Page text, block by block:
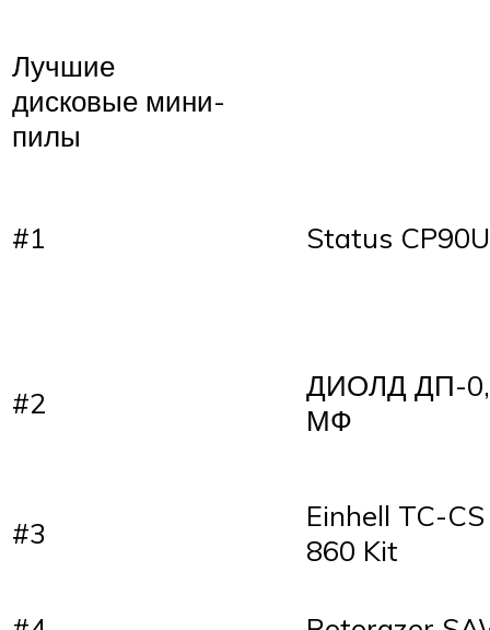
Лучшие
дисковые мини-
пилы
#1 Status CP90U
#2
ДИОЛД ДП-
МФ
#3
Einhell TC-CS
860 Kit